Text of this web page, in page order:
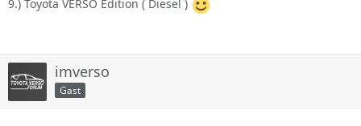
9.) Toyota VERSO Edition ( Diesel )
imverso
Gast